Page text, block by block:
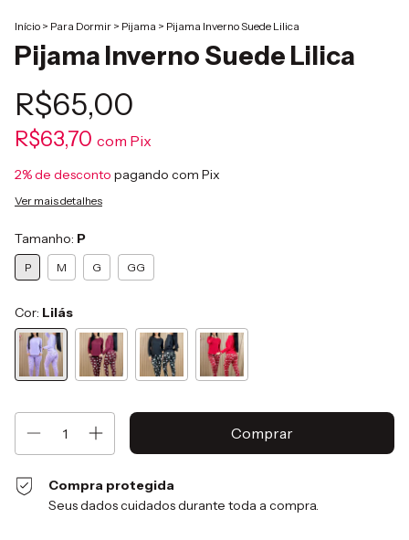
Início > Para Dormir > Pijama > Pijama Inverno Suede Lilica
Pijama Inverno Suede Lilica
R$65,00
R$63,70 com Pix
2% de desconto pagando com Pix
Ver mais detalhes
Tamanho: P
P M G GG
Cor: Lilás
Compra protegida
Seus dados cuidados durante toda a compra.